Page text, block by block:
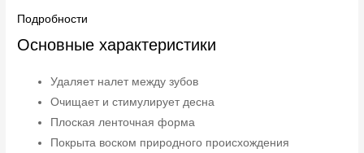
Подробности
Основные характеристики
Удаляет налет между зубов
Очищает и стимулирует десна
Плоская ленточная форма
Покрыта воском природного происхождения